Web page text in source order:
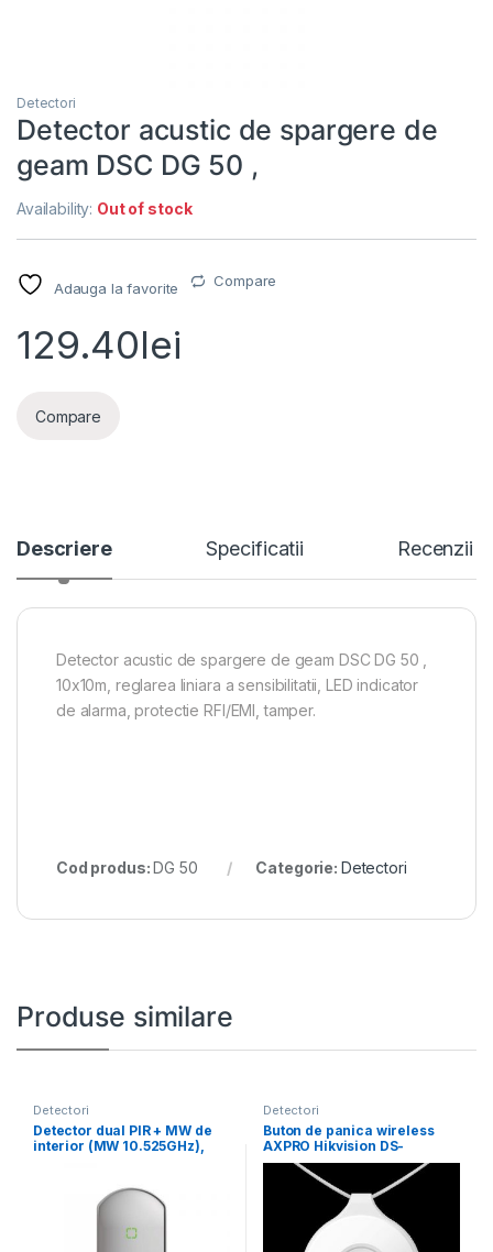
Detectori
Detector acustic de spargere de
geam DSC DG 50 ,
Availability: Out of stock
Adauga la favorite Compare
129.40lei
Compare
Descriere Specificatii Recenzii
Detector acustic de spargere de geam DSC DG 50 ,
10x10m, reglarea liniara a sensibilitatii, LED indicator
de alarma, protectie RFI/EMI, tamper.
Cod produs:DG 50 Categorie: Detectori
Produse similare
Detectori
Detector dual PIR + MW de
interior (MW 10.525GHz),
Detectori
Buton de panica wireless
AXPRO Hikvision DS-
PDEBP1-EG2-WE(Single
button), frecventa de